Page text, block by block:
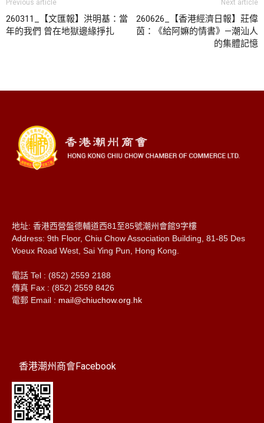
Previous article
260311_【文匯報】洪明基：當
年的我們 曾在地獄邊緣掙扎
Next article
260626_【香港經濟日報】莊偉
茵：《給阿嫲的情書》—潮汕人
的集體記憶
地址: 香港西營盤德輔道西81至85號潮州會館9字樓
Address: 9th Floor, Chiu Chow Association Building, 81-85 Des
Voeux Road West, Sai Ying Pun, Hong Kong.
電話 Tel : (852) 2559 2188
傳真 Fax : (852) 2559 8426
電郵 Email : mail@chiuchow.org.hk
香港潮州商會Facebook